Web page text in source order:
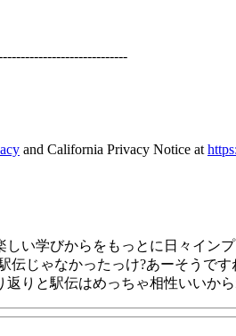
and California Privacy Notice at
しい学びからをもっとに日々イン
伝じゃなかったっけ?あーそうで
りと駅伝はめっちゃ相性いいか